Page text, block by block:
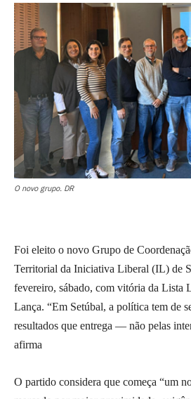
O novo grupo. DR
Foi eleito o novo Grupo de
Territorial da Iniciativa Liberal (IL) de
fevereiro, sábado, com vitória da Lista
Lança. “Em Setúbal, a política tem de
resultados que entrega — não pelas
afirma
O partido considera que começa “um